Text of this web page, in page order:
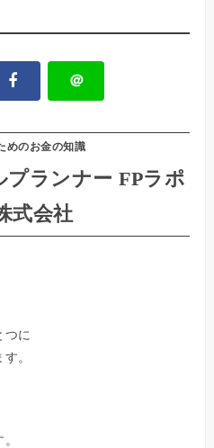
＠
めのお金の知識
ランナー FPラポ
式会社
つに
。